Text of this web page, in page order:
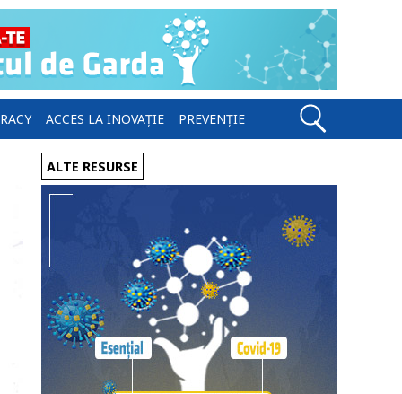
ACCES LA INOVAȚIE PREVENȚIE
ALTE RESURSE